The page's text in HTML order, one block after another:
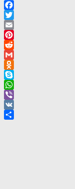
Facebook
Twitter
Email
Pinterest
Reddit
Gmail
Odnoklassniki
Skype
WhatsApp
Viber
VK